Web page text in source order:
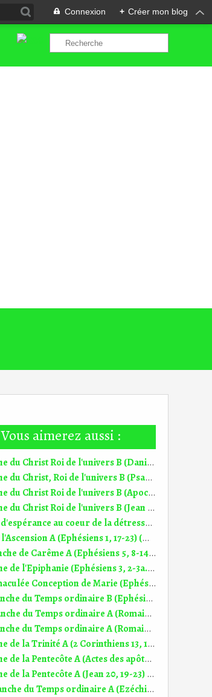
Connexion + Créer mon blog
Vous aimerez aussi :
Dimanche du Christ Roi de l'univers B (Daniel 7, 13-14) (DiMail 242)
Dimanche du Christ, Roi de l'univers B (Psaume 92 (93)) (DiMail 601)
Dimanche du Christ Roi de l'univers B (Apocalypse 1, 5-8) (DiMail 431)
Dimanche du Christ Roi de l'univers B (Jean 18, 33-37) (DiMail 96)
Paroles d'espérance au coeur de la détresse 33° dim TO B (17;11.2024)
Jeudi de l'Ascension A (Ephésiens 1, 17-23) (DiMail 327)
4° dimanche de Carême A (Ephésiens 5, 8-14) (DiMail 316)
Dimanche de l'Epiphanie (Ephésiens 3, 2-3a.5-6) (DiMail 101)
8.12 Immaculée Conception de Marie (Ephésiens 1, 3-6.11-12) (DiMail 407)
21° dimanche du Temps ordinaire B (Ephésiens 5, 21-32) (DiMail 418)
16° dimanche du Temps ordinaire A (Romains 8, 26-27) (DiMail 341)
15° dimanche du Temps ordinaire A (Romains 8, 18-23) (DiMail 340)
Dimanche de la Trinité A (2 Corinthiens 13, 11-13) (DiMail 330)
Dimanche de la Pentecôte A (Actes des apôtres 2, 1-11) (DiMail 167)
Dimanche de la Pentecôte A (Jean 20, 19-23) (DiMail 21)
26° dimanche du Temps ordinaire A (Ezéchiel 18, 25-28) (DiMail 181)